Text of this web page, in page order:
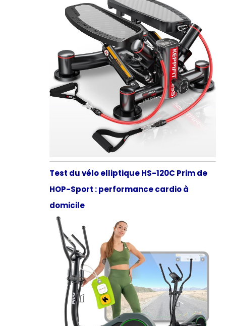
Test du vélo elliptique HS-120C Prim de
HOP-Sport : performance cardio à
domicile